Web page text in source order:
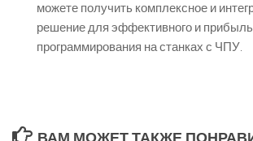
можете получить комплексное и
решение для эффективного и
программирования на станках с ЧПУ.